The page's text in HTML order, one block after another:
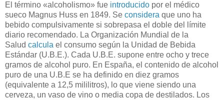
E l término «alcoholismo» fue introducido por el médico
sueco Magnus Huss en 1849. Se considera que uno ha
bebido compulsivamente si sobrepasa el doble del límite
diario recomendado. La Organización Mundial de la
Salud calcula el consumo según la Unidad de Bebida
Estándar (U.B.E.). Cada U.B.E. supone entre ocho y trece
gramos de alcohol puro. En España, el contenido de alcohol
puro de una U.B.E se ha definido en diez gramos
(equivalente a 12,5 mililitros), lo que viene siendo una
cerveza, un vaso de vino o media copa de destilados. Los